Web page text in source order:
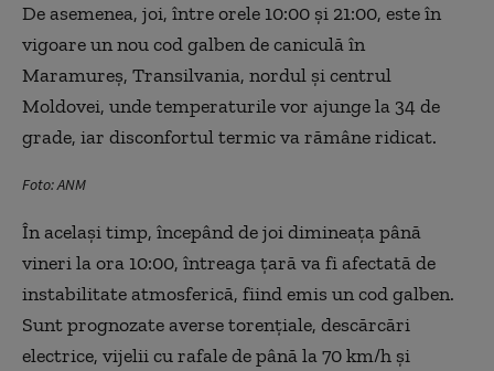
De asemenea, joi, între orele 10:00 și 21:00, este în
vigoare un nou cod galben de caniculă în
Maramureș, Transilvania, nordul și centrul
Moldovei, unde temperaturile vor ajunge la 34 de
grade, iar disconfortul termic va rămâne ridicat.
Foto: ANM
În același timp, începând de joi dimineața până
vineri la ora 10:00, întreaga țară va fi afectată de
instabilitate atmosferică, fiind emis un cod galben.
Sunt prognozate averse torențiale, descărcări
electrice, vijelii cu rafale de până la 70 km/h și